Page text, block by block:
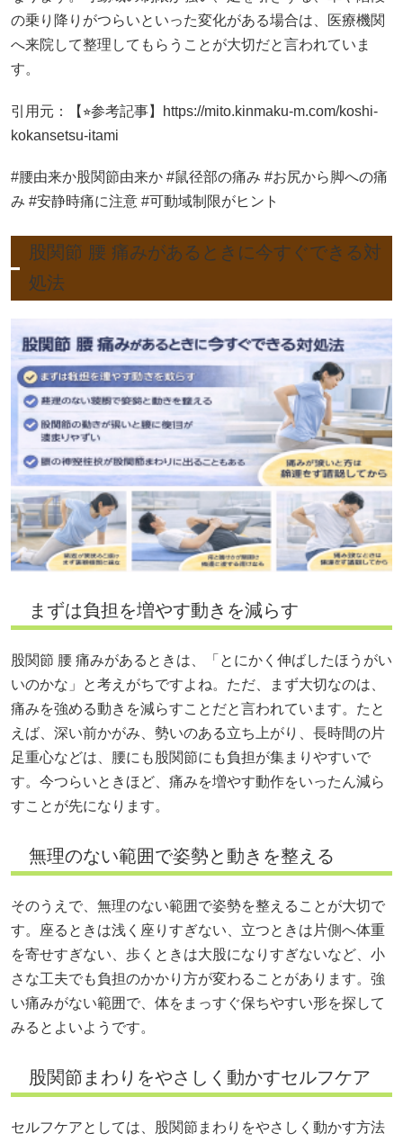
の乗り降りがつらいといった変化がある場合は、医療機関
へ来院して整理してもらうことが大切だと言われていま
す。
引用元：【⭐︎参考記事】https://mito.kinmaku-m.com/koshi-
kokansetsu-itami
#腰由来か股関節由来か #鼠径部の痛み #お尻から脚への痛
み #安静時痛に注意 #可動域制限がヒント
股関節 腰 痛みがあるときに今すぐできる対
処法
まずは負担を増やす動きを減らす
股関節 腰 痛みがあるときは、「とにかく伸ばしたほうがい
いのかな」と考えがちですよね。ただ、まず大切なのは、
痛みを強める動きを減らすことだと言われています。たと
えば、深い前かがみ、勢いのある立ち上がり、長時間の片
足重心などは、腰にも股関節にも負担が集まりやすいで
す。今つらいときほど、痛みを増やす動作をいったん減ら
すことが先になります。
無理のない範囲で姿勢と動きを整える
そのうえで、無理のない範囲で姿勢を整えることが大切で
す。座るときは浅く座りすぎない、立つときは片側へ体重
を寄せすぎない、歩くときは大股になりすぎないなど、小
さな工夫でも負担のかかり方が変わることがあります。強
い痛みがない範囲で、体をまっすぐ保ちやすい形を探して
みるとよいようです。
股関節まわりをやさしく動かすセルフケア
セルフケアとしては、股関節まわりをやさしく動かす方法